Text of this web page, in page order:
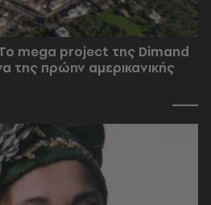
mega project της Dimand
της πρώην αμερικανικής